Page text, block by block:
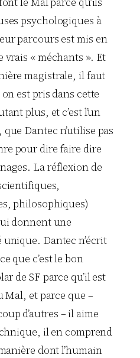
psychologiques à
parcours est mis en
vrais « méchants ». Et
magistrale, il faut
est pris dans cette
plus, et c’est l’un
Dantec n’utilise pas
pour dire faire dire
La réflexion de
philosophiques)
donnent une
Dantec n’écrit
que c’est le bon
de SF parce qu’il est
Mal, et parce que –
d’autres – il aime
il en comprend
dont l’humain